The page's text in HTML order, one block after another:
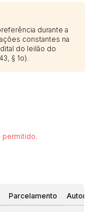
durante a
constantes na
do leilão do
§ 1o).
permitido
Parcelamento